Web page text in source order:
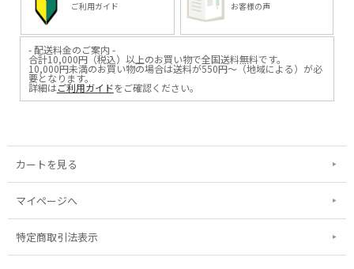
ご利用ガイド お客様の声
- 配送料金のご案内 -
合計10,000円（税込）以上のお買い物で全国送料無料です。
10,000円未満のお買い物の場合は送料が550円～（地域による）が必
要となります。
詳細はご利用ガイドをご確認ください。
カートを見る
マイページへ
特定商取引法表示